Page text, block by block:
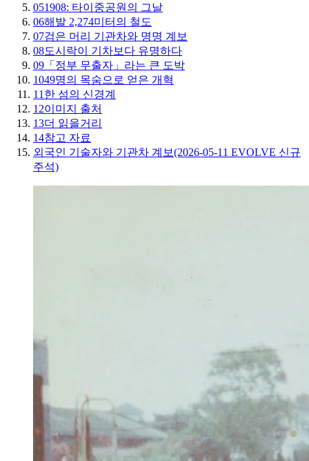
051908: 타이중공원의 그날
06해발 2,274미터의 철도
07검은 머리 기관차와 명명 계보
08도시락이 기차보다 유명하다
09 「정부 무출자」라는 큰 도박
1049명의 목숨으로 얻은 개혁
11 한 섬의 신경계
12이미지 출처
13더 읽을거리
14참고 자료
외국인 기술자와 기관차 계보(2026-05-11 EVOLVE 신규
주석)